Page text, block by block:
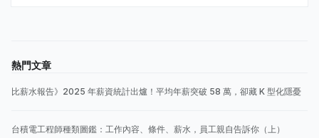
熱門文章
比薪水報告》2025 年薪資統計出爐！平均年薪突破 58 萬，卻藏 K 型化隱憂
台積電工程師種類圖鑑：工作內容、條件、薪水，員工親自告訴你（上）